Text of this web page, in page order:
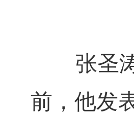
张圣涛
前，他发